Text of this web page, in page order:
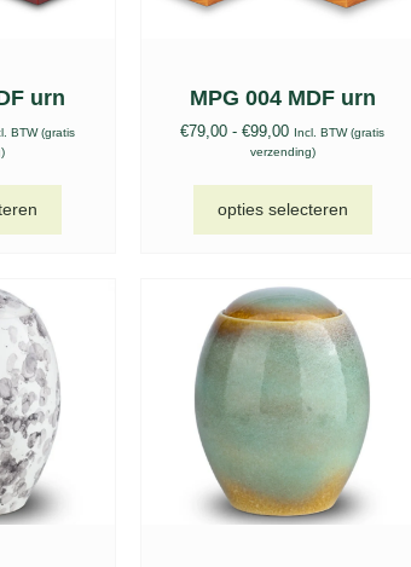
urn
BTW (gratis
MPG 004 MDF urn
€79,00 - €99,00 Incl. BTW (gratis
verzending)
opties selecteren